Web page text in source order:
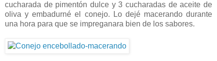
cucharada de pimentón dulce y 3 cucharadas de aceite de
oliva y embadurné el conejo. Lo dejé macerando durante
una hora para que se impreganara bien de los sabores.